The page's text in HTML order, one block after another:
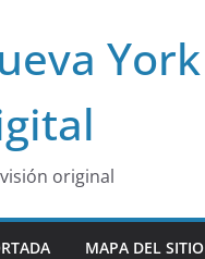
York
original
MAPA DEL SITIO